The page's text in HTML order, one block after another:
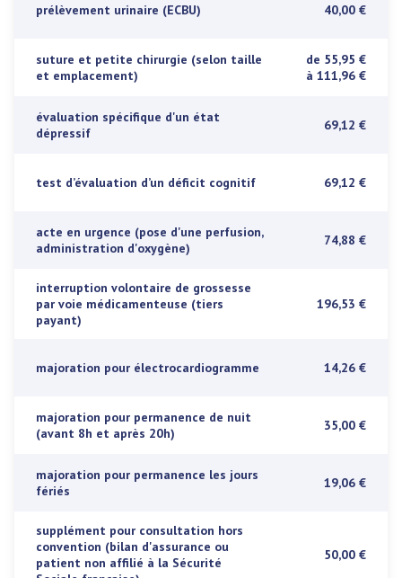
prélèvement urinaire (ECBU) 40,00 €
suture et petite chirurgie (selon taille
et emplacement)
de 55,95 €
à 111,96 €
évaluation spécifique d'un état
dépressif
69,12 €
test d’évaluation d’un déficit cognitif 69,12 €
acte en urgence (pose d'une perfusion,
administration d'oxygène)
74,88 €
interruption volontaire de grossesse
par voie médicamenteuse (tiers
payant)
196,53 €
majoration pour électrocardiogramme 14,26 €
majoration pour permanence de nuit
(avant 8h et après 20h)
35,00 €
majoration pour permanence les jours
fériés
19,06 €
supplément pour consultation hors
convention (bilan d'assurance ou
patient non affilié à la Sécurité
50,00 €